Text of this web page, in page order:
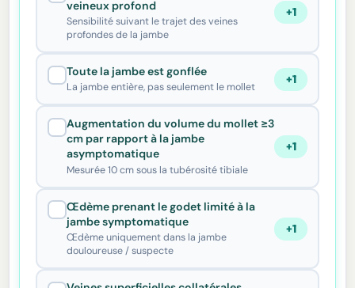
veineux profond
Sensibilité suivant le trajet des veines
profondes de la jambe
+1
Toute la jambe est gonflée
La jambe entière, pas seulement le mollet
+1
Augmentation du volume du mollet ≥3
cm par rapport à la jambe
asymptomatique
Mesurée 10 cm sous la tubérosité tibiale
+1
Œdème prenant le godet limité à la
jambe symptomatique
Œdème uniquement dans la jambe
douloureuse / suspecte
+1